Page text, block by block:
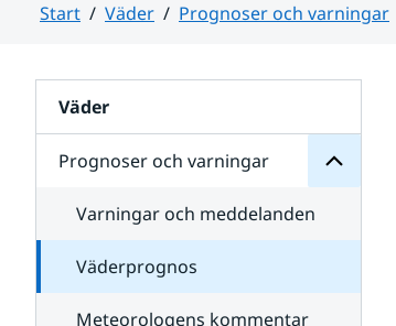
Start Väder Prognoser och varningar
Väder
Prognoser och varningar
för
varningar
Varningar och meddelanden
Väderprognos
Meteorologens kommentar